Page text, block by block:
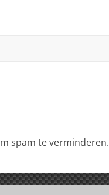
spam te verminderen.